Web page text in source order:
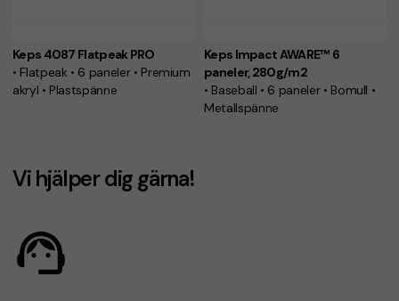
Keps 4087 Flatpeak PRO
• Flatpeak • 6 paneler • Premium
akryl • Plastspänne
Keps Impact AWARE™ 6
paneler, 280g/m2
• Baseball • 6 paneler • Bomull •
Metallspänne
Vi hjälper dig gärna!